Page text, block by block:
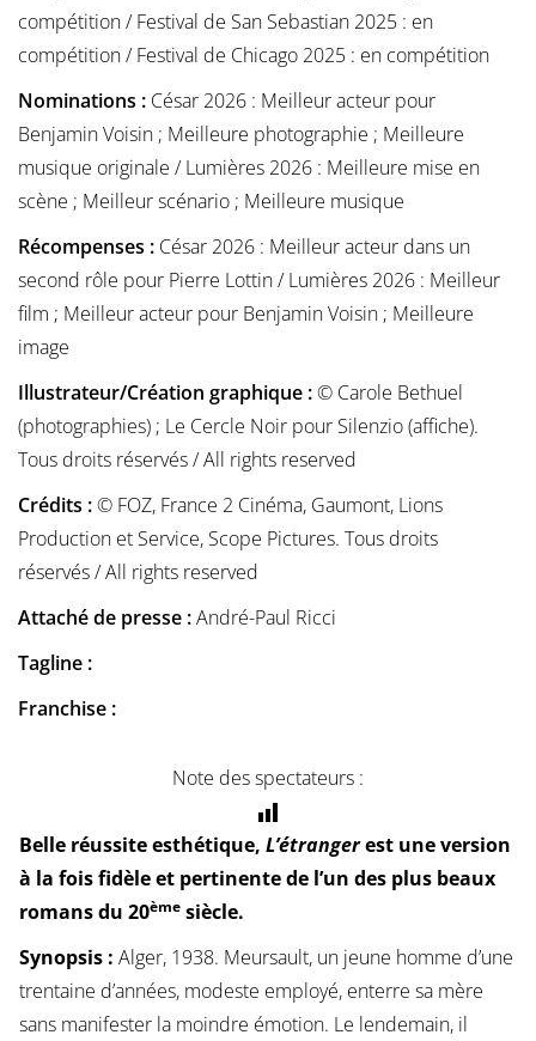
compétition / Festival de San Sebastian 2025 : en
compétition / Festival de Chicago 2025 : en compétition
Nominations : César 2026 : Meilleur acteur pour
Benjamin Voisin ; Meilleure photographie ; Meilleure
musique originale / Lumières 2026 : Meilleure mise en
scène ; Meilleur scénario ; Meilleure musique
Récompenses : César 2026 : Meilleur acteur dans un
second rôle pour Pierre Lottin / Lumières 2026 : Meilleur
film ; Meilleur acteur pour Benjamin Voisin ; Meilleure
image
Illustrateur/Création graphique :© Carole Bethuel
(photographies) ; Le Cercle Noir pour Silenzio (affiche).
Tous droits réservés / All rights reserved
Crédits :© FOZ, France 2 Cinéma, Gaumont, Lions
Production et Service, Scope Pictures. Tous droits
réservés / All rights reserved
Attaché de presse :André-Paul Ricci
Tagline :
Franchise :
Note des spectateurs :
Belle réussite esthétique, L’étrangerest une version
à la fois fidèle et pertinente de l’un des plus beaux
romans du 20èmesiècle.
Synopsis : Alger, 1938. Meursault, un jeune homme d’une
trentaine d’années, modeste employé, enterre sa mère
sans manifester la moindre émotion. Le lendemain, il